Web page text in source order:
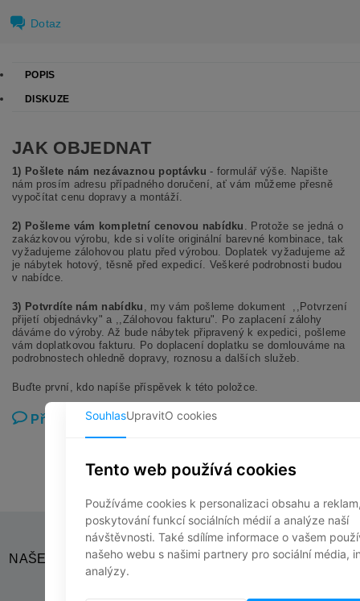
Dotaz
POPIS
DISKUZE
JAK OBJEDNAT
1) Pošlete nám nezávaznou poptávku - formulář výše. Napište
nám prosím adresu případného doručení, ať vám můžeme přesně
vypočítat cenu dopravy a montáží.
2) Pošleme vám kompletní cenovou nabídku . Protože se jedná o
zakázkovou výrobu, kde si volíte originální barevné kombinace, tak
vyžadujeme zálohovou platu před výrobou. Doplatek vyžadujeme až
je nábytek hotový, těsně před expedicí. Veškeré podrobnosti budou
v nabídce.
3) Potvrdíte nám nabídku , my vám pošleme dokument ,,Potvrzení
přijetí objednávky" a ,,Zálohovou fakturu". Po zaplacení zálohy
dáváme do výroby. Až bude nábytek připravený k expedici, pošleme
vám doplatkovou fakturu. Po doplacení doplatku se domlouváme na
podrobnostech ohledně dopravy, roznosu a dalších služeb.
Buďte první, kdo napíše příspěvek k této položce.
Přidat komentář
NAŠE SOCIÁLNÍ SÍTĚ